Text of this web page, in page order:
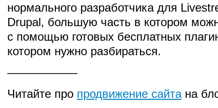
нормального разработчика для
Drupal, большую часть в котором
с помощью готовых бесплатных
котором нужно разбираться.
——————
Читайте про продвижение сайтана